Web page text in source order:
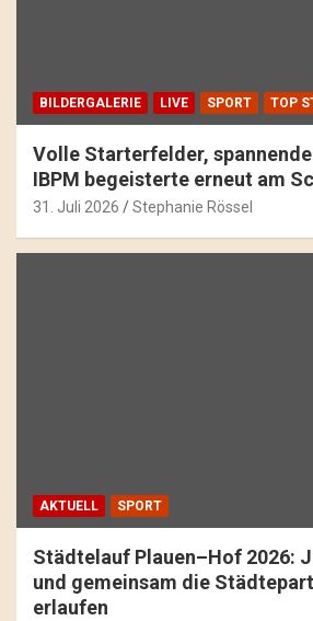
BILDERGALERIE LIVE SPORT TOP
Volle Starterfelder, spannende
IBPM begeisterte erneut am
31. Juli 2026 Stephanie Rössel
AKTUELL SPORT
Städtelauf Plauen–Hof 2026:
und gemeinsam die
erlaufen